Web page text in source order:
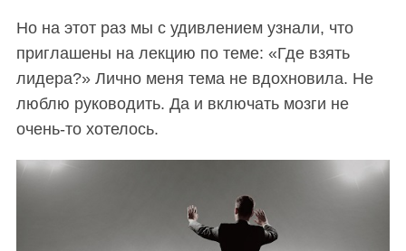
Но на этот раз мы с удивлением узнали, что
приглашены на лекцию по теме: «Где взять
лидера?» Лично меня тема не вдохновила. Не
люблю руководить. Да и включать мозги не
очень-то хотелось.